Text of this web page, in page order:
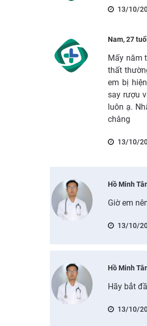
13/10/
Nam, 27
Mấy năm
thất
em bị
say rượu
luôn ạ.
châng
13/10/
Hồ Minh
Giờ em
13/10/
Hồ Minh
Hãy bắt
13/10/